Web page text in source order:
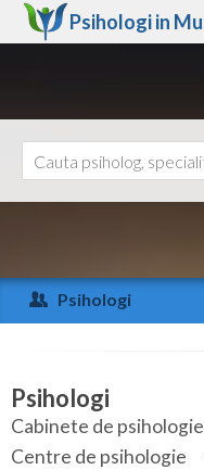
Psihologi in
Arad
Arges
Bihor
Bistrita-Nasaud
Psihologi
Specialitati
Servicii
Psihologi
Cabinete de psihologie
Centre de psihologie